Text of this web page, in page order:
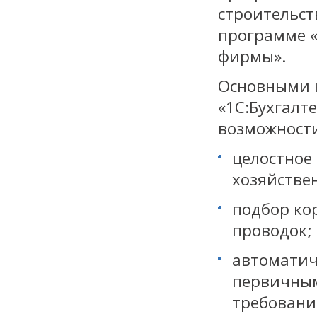
программе
фирмы».
Основными
подбор
проводок;